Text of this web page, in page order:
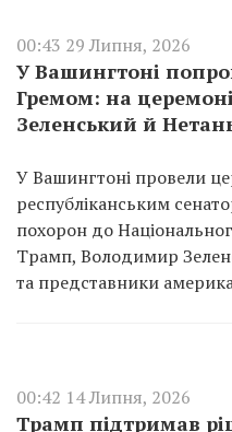
00:43 29 Липня, 2026
У Вашингтоні
Гремом: на
Зеленський й
У Вашингтоні провели
республіканським
похорон до
Трамп, Володимир
та представники
00:42 14 Липня, 2026
Трамп підтримав